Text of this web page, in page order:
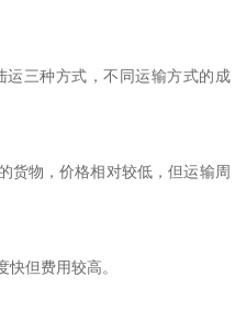
运三种方式，不同运输方式的成
货物，价格相对较低，但运输周
但费用较高。